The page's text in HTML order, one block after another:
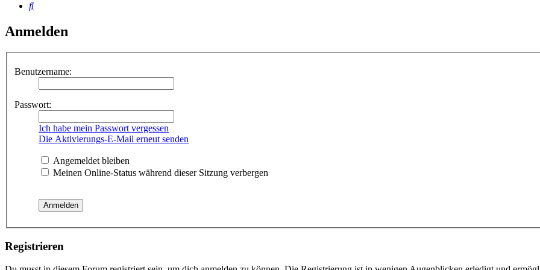
Suche
Anmelden
Benutzername:
Passwort:
Ich habe mein Passwort vergessen
Die Aktivierungs-E-Mail erneut senden
Angemeldet bleiben
Meinen Online-Status während dieser Sitzung verbergen
Registrieren